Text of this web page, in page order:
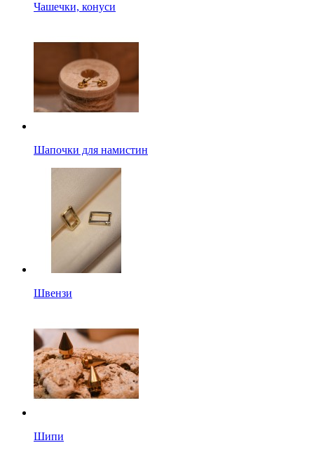
Чашечки, конуси
Шапочки для намистин
Швензи
Шипи